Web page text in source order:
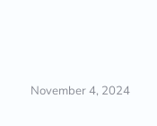
November 4, 2024